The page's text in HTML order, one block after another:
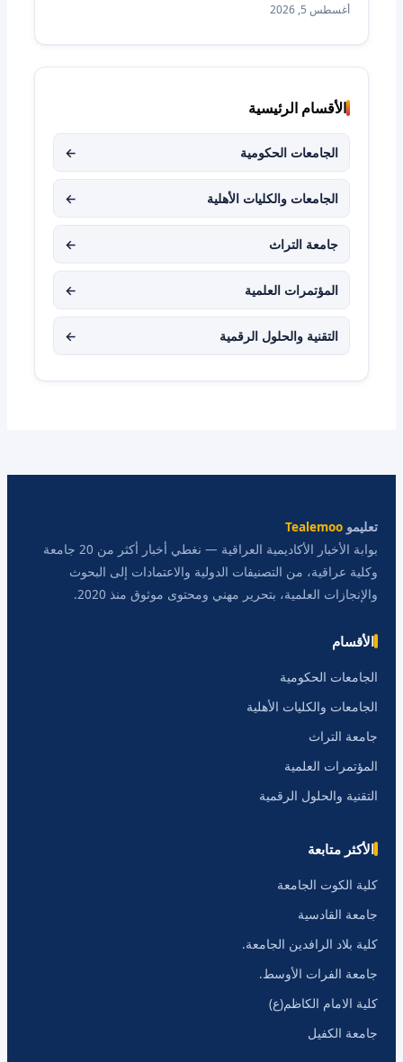
أغسطس 5, 2026
الأقسام الرئيسية
الجامعات الحكومية ←
الجامعات والكليات الأهلية ←
جامعة التراث ←
المؤتمرات العلمية ←
التقنية والحلول الرقمية ←
تعليمو Tealemoo
بوابة الأخبار الأكاديمية العراقية — نغطي أخبار أكثر من 20 جامعة
وكلية عراقية، من التصنيفات الدولية والاعتمادات إلى البحوث
والإنجازات العلمية، بتحرير مهني ومحتوى موثوق منذ 2020.
الأقسام
الجامعات الحكومية
الجامعات والكليات الأهلية
جامعة التراث
المؤتمرات العلمية
التقنية والحلول الرقمية
الأكثر متابعة
كلية الكوت الجامعة
جامعة القادسية
كلية بلاد الرافدين الجامعة.
جامعة الفرات الأوسط.
كلية الامام الكاظم(ع)
جامعة الكفيل